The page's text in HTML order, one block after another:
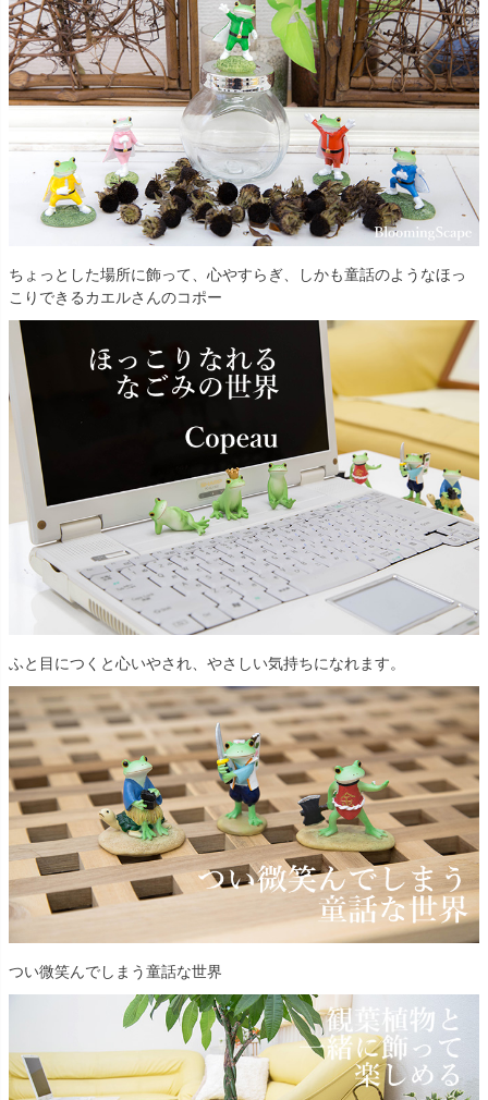
ちょっとした場所に飾って、心やすらぎ、しかも童話のようなほっ
こりできるカエルさんのコポー
ふと目につくと心いやされ、やさしい気持ちになれます。
つい微笑んでしまう童話な世界